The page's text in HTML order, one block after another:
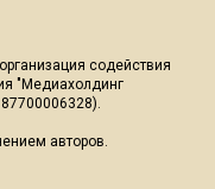
содействия
"Медиахолдинг
авторов.